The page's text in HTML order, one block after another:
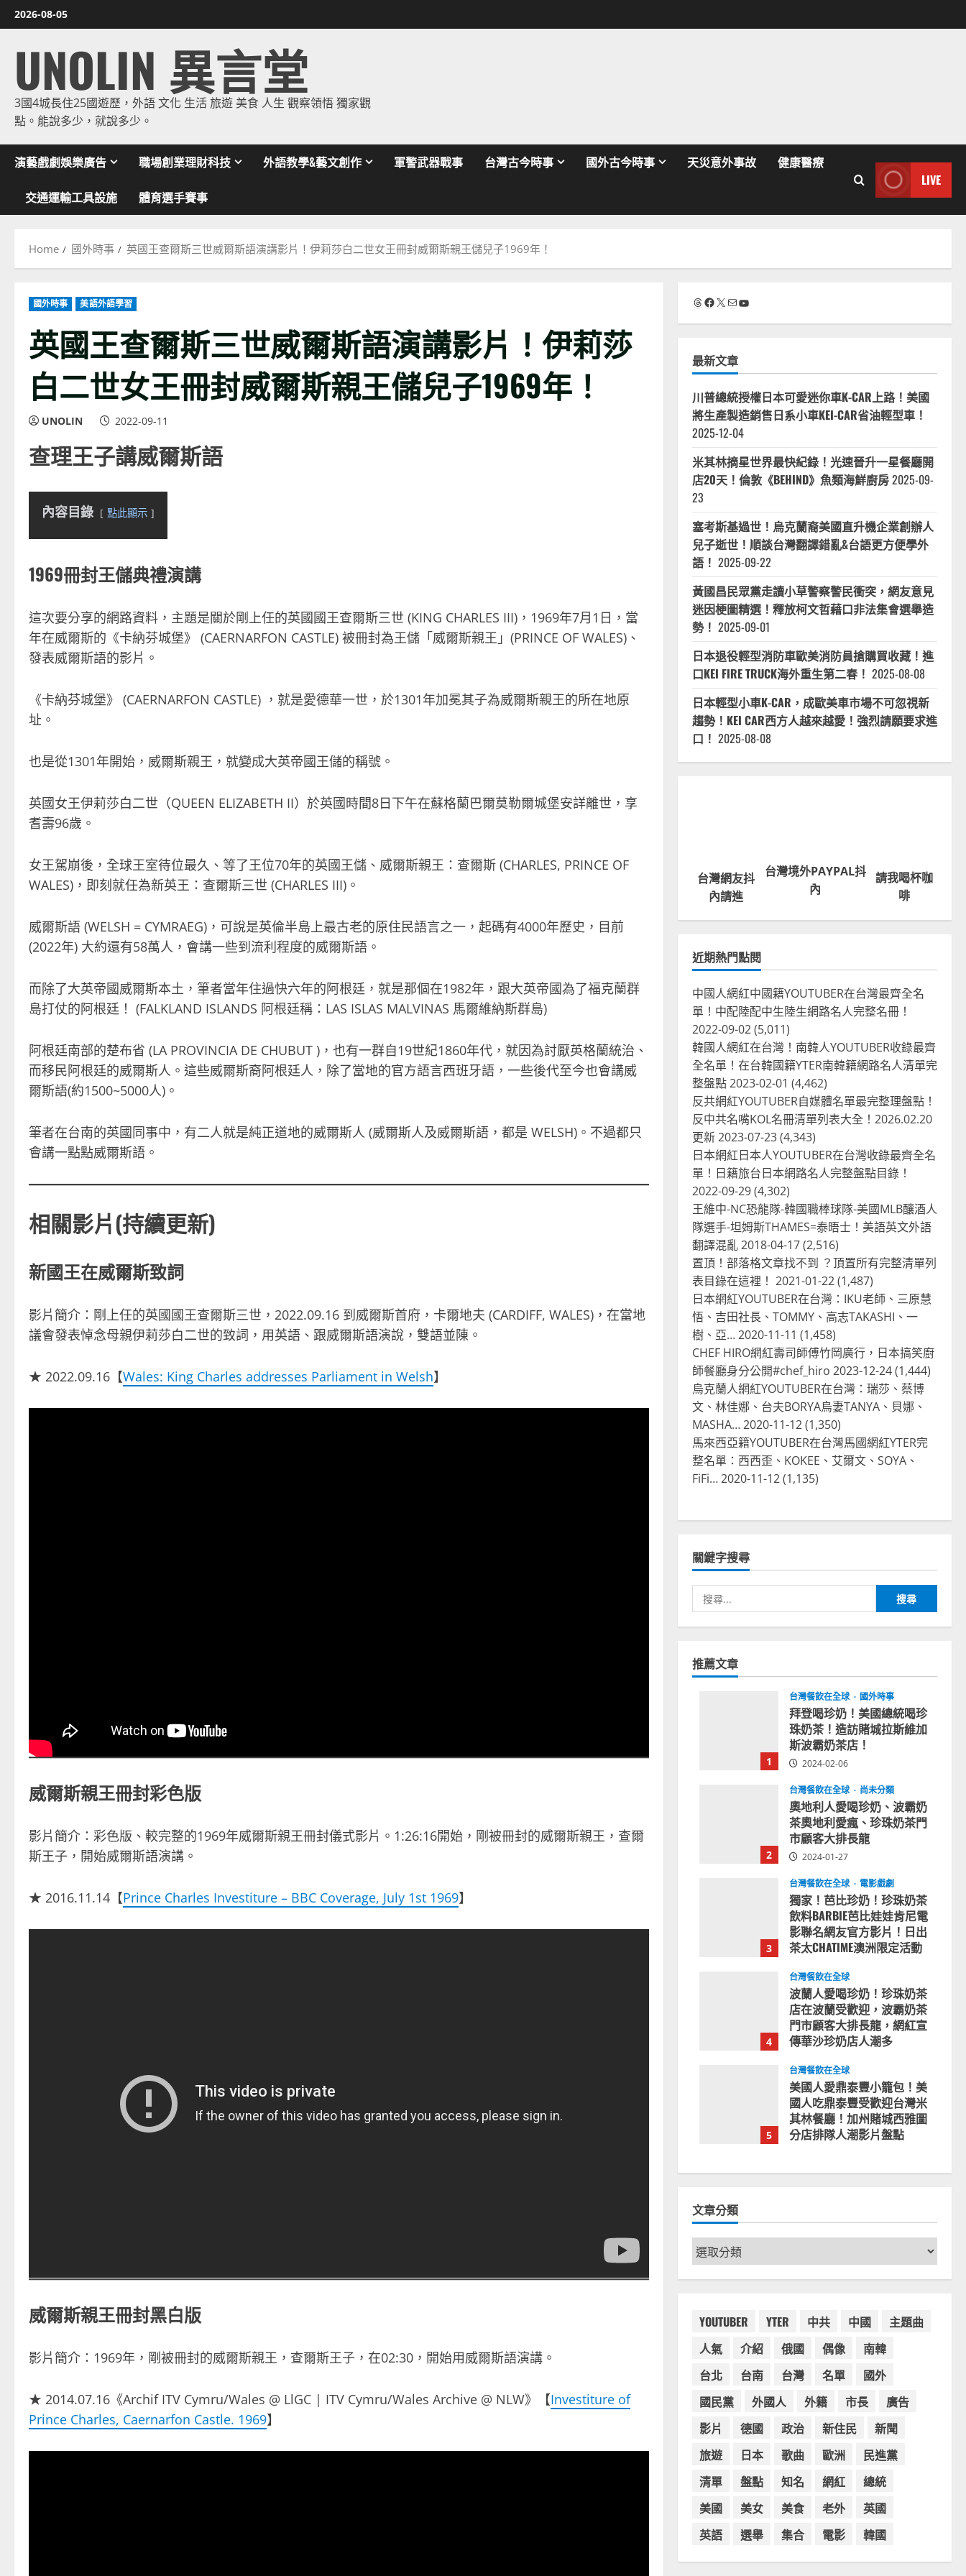
Skip
to
2026-08-05
UNOLIN 異言堂
3國4城長住25國遊歷，外語 文化 生活 旅遊 美食 人生 觀察領悟 獨家觀
點。能說多少，就說多少。
演藝戲劇娛樂廣告 職場創業理財科技 外語教學&藝文創作 軍警武器戰事 台灣古今時事 國外古今時事 天災意外事故 健康醫療
交通運輸工具設施 體育選手賽事
LIVE
Home 國外時事 英國王查爾斯三世威爾斯語演講影片！伊莉莎白二世女王冊封威爾斯親王儲兒子1969年！
國外時事 美語外語學習
英國王查爾斯三世威爾斯語演講影片！伊莉莎
白二世女王冊封威爾斯親王儲兒子1969年！
UNOLIN 2022-09-11
查理王子講威爾斯語
內容目錄 點此顯示
1969冊封王儲典禮演講
這次要分享的網路資料，主題是關於剛上任的英國國王查爾斯三世 (KING CHARLES III)，1969年7月1日，當
年在威爾斯的《卡納芬城堡》 (CAERNARFON CASTLE) 被冊封為王儲「威爾斯親王」(PRINCE OF WALES)、
發表威爾斯語的影片。
《卡納芬城堡》 (CAERNARFON CASTLE) ，就是愛德華一世，於1301年加冕其子為威爾斯親王的所在地原
址。
也是從1301年開始，威爾斯親王，就變成大英帝國王儲的稱號。
英國女王伊莉莎白二世（QUEEN ELIZABETH II）於英國時間8日下午在蘇格蘭巴爾莫勒爾城堡安詳離世，享
耆壽96歲。
女王駕崩後，全球王室待位最久、等了王位70年的英國王儲、威爾斯親王：查爾斯 (CHARLES, PRINCE OF
WALES)，即刻就任為新英王：查爾斯三世 (CHARLES III)。
威爾斯語 (WELSH = CYMRAEG)，可說是英倫半島上最古老的原住民語言之一，起碼有4000年歷史，目前
(2022年) 大約還有58萬人，會講一些到流利程度的威爾斯語。
而除了大英帝國威爾斯本土，筆者當年住過快六年的阿根廷，就是那個在1982年，跟大英帝國為了福克蘭群
島打仗的阿根廷！ (FALKLAND ISLANDS 阿根廷稱：LAS ISLAS MALVINAS 馬爾維納斯群島)
阿根廷南部的楚布省 (LA PROVINCIA DE CHUBUT )，也有一群自19世紀1860年代，就因為討厭英格蘭統治、
而移民阿根廷的威爾斯人。這些威爾斯裔阿根廷人，除了當地的官方語言西班牙語，一些後代至今也會講威
爾斯語(約1500~5000人)。
筆者在台南的英國同事中，有二人就是純正道地的威爾斯人 (威爾斯人及威爾斯語，都是 WELSH)。不過都只
會講一點點威爾斯語。
相關影片(持續更新)
新國王在威爾斯致詞
影片簡介：剛上任的英國國王查爾斯三世，2022.09.16 到威爾斯首府，卡爾地夫 (CARDIFF, WALES)，在當地
議會發表悼念母親伊莉莎白二世的致詞，用英語、跟威爾斯語演說，雙語並陳。
★ 2022.09.16【Wales: King Charles addresses Parliament in Welsh】
威爾斯親王冊封彩色版
影片簡介：彩色版、較完整的1969年威爾斯親王冊封儀式影片。1:26:16開始，剛被冊封的威爾斯親王，查爾
斯王子，開始威爾斯語演講。
★ 2016.11.14【Prince Charles Investiture – BBC Coverage, July 1st 1969】
威爾斯親王冊封黑白版
影片簡介：1969年，剛被冊封的威爾斯親王，查爾斯王子，在02:30，開始用威爾斯語演講。
★ 2014.07.16《Archif ITV Cymru/Wales @ LlGC | ITV Cymru/Wales Archive @ NLW》【Investiture of
Prince Charles, Caernarfon Castle. 1969】
Threads
Facebook
X 電子郵件YouTube
最新文章
川普總統授權日本可愛迷你車K-CAR上路！美國
將生產製造銷售日系小車KEI-CAR省油輕型車！
2025-12-04
米其林摘星世界最快紀錄！光速晉升一星餐廳開
店20天！倫敦《BEHIND》魚類海鮮廚房2025-09-
23
塞考斯基過世！烏克蘭裔美國直升機企業創辦人
兒子逝世！順談台灣翻譯錯亂&台語更方便學外
語！ 2025-09-22
黃國昌民眾黨走讀小草警察警民衝突，網友意見
迷因梗圖精選！釋放柯文哲藉口非法集會選舉造
勢！ 2025-09-01
日本退役輕型消防車歐美消防員搶購買收藏！進
口KEI FIRE TRUCK海外重生第二春！ 2025-08-08
日本輕型小車K-CAR，成歐美車市場不可忽視新
趨勢！KEI CAR西方人越來越愛！強烈請願要求進
口！ 2025-08-08
台灣網友抖
內請進
台灣境外PAYPAL抖
內
請我喝杯咖
啡
近期熱門點閱
中國人網紅中國籍YOUTUBER在台灣最齊全名
單！中配陸配中生陸生網路名人完整名冊！
2022-09-02(5,011)
韓國人網紅在台灣！南韓人YOUTUBER收錄最齊
全名單！在台韓國籍YTER南韓籍網路名人清單完
整盤點2023-02-01 (4,462)
反共網紅YOUTUBER自媒體名單最完整理盤點！
反中共名嘴KOL名冊清單列表大全！2026.02.20
更新2023-07-23(4,343)
日本網紅日本人YOUTUBER在台灣收錄最齊全名
單！日籍旅台日本網路名人完整盤點目錄！
2022-09-29(4,302)
王維中-NC恐龍隊-韓國職棒球隊-美國MLB釀酒人
隊選手-坦姆斯THAMES=泰晤士！美語英文外語
翻譯混亂2018-04-17(2,516)
置頂！部落格文章找不到 ？頂置所有完整清單列
表目錄在這裡！ 2021-01-22(1,487)
日本網紅YOUTUBER在台灣：IKU老師、三原慧
悟、吉田社長、TOMMY、高志TAKASHI、一
樹、亞…2020-11-11 (1,458)
CHEF HIRO網紅壽司師傅竹岡廣行，日本搞笑廚
師餐廳身分公開#chef_hiro 2023-12-24(1,444)
烏克蘭人網紅YOUTUBER在台灣：瑞莎、蔡博
文、林佳娜、台夫BORYA烏妻TANYA、貝娜、
MASHA…2020-11-12(1,350)
馬來西亞籍YOUTUBER在台灣馬國網紅YTER完
整名單：西西歪、KOKEE、艾爾文、SOYA、
FiFi…2020-11-12(1,135)
關鍵字搜尋
尋
關
字:
推薦文章
1
台灣餐飲在全球 國外時事
拜登喝珍奶！美國總統喝珍
珠奶茶！造訪賭城拉斯維加
斯波霸奶茶店！
2024-02-06
2
台灣餐飲在全球 尚未分類
奧地利人愛喝珍奶、波霸奶
茶奧地利愛瘋、珍珠奶茶門
市顧客大排長龍
2024-01-27
3
台灣餐飲在全球 電影戲劇
獨家！芭比珍奶！珍珠奶茶
飲料BARBIE芭比娃娃肯尼電
影聯名網友官方影片！日出
茶太CHATIME澳洲限定活動
4
台灣餐飲在全球
波蘭人愛喝珍奶！珍珠奶茶
店在波蘭受歡迎，波霸奶茶
門市顧客大排長龍，網紅宣
傳華沙珍奶店人潮多
5
台灣餐飲在全球
美國人愛鼎泰豐小籠包！美
國人吃鼎泰豐受歡迎台灣米
其林餐廳！加州賭城西雅圖
分店排隊人潮影片盤點
文章分類
文
章
分
YOUTUBER YTER 中共 中國
主題曲
人氣
介紹 俄國 偶像
南韓
台北
台南 台灣 名單
國外
國民黨
外國人 外籍 市長
廣告
影片
德國 政治 新住民
新聞
旅遊
日本 歌曲 歐洲
民進黨
清單
盤點 知名 網紅
總統
美國
美女 美食 老外
英國
英語
選舉 集合 電影 韓國